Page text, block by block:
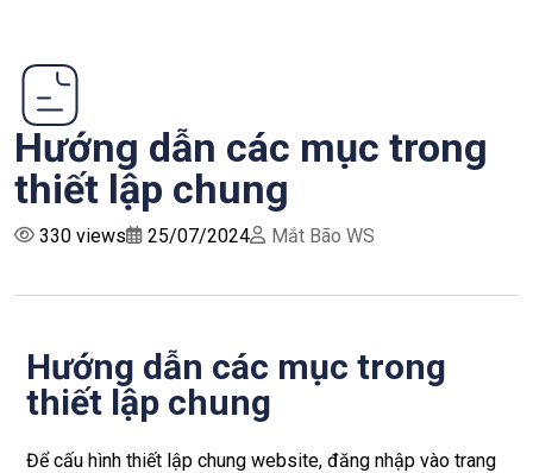
Hướng dẫn các mục trong
thiết lập chung
330 views 25/07/2024 Mắt Bão WS
Hướng dẫn các mục trong
thiết lập chung
Để cấu hình thiết lập chung website, đăng nhập vào trang